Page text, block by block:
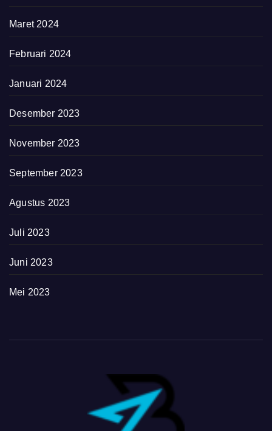
Maret 2024
Februari 2024
Januari 2024
Desember 2023
November 2023
September 2023
Agustus 2023
Juli 2023
Juni 2023
Mei 2023